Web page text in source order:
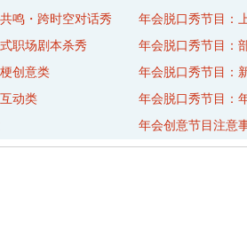
鸣・跨时空对话秀
职场剧本杀秀
创意类
动类
年会脱口秀节目：
年会脱口秀节目：
年会脱口秀节目：
年会脱口秀节目：
年会创意节目注意